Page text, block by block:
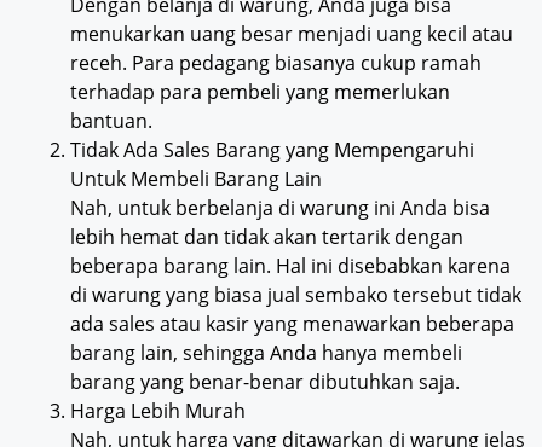
menukarkan uang besar menjadi uang kecil atau
receh. Para pedagang biasanya cukup ramah
terhadap para pembeli yang memerlukan
bantuan.
Tidak Ada Sales Barang yang Mempengaruhi
Untuk Membeli Barang Lain
Nah, untuk berbelanja di warung ini Anda bisa
lebih hemat dan tidak akan tertarik dengan
beberapa barang lain. Hal ini disebabkan karena
di warung yang biasa jual sembako tersebut tidak
ada sales atau kasir yang menawarkan beberapa
barang lain, sehingga Anda hanya membeli
barang yang benar-benar dibutuhkan saja.
Harga Lebih Murah
Nah, untuk harga yang ditawarkan di warung jelas